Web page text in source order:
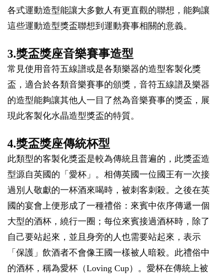
各式運動造型能讓大多數人有更直觀的聯想，能夠讓
這些運動造型獎盃聯想到運動賽事相關的意義。
3.獎盃獎座音樂賽事造型
常見使用音符五線譜或是各類樂器的造型客製化獎
盃，適合於各類音樂賽事的頒獎，音符五線譜及樂器
的造型能夠讓其他人一目了然為音樂賽事的獎盃，展
現此客製化水晶造型獎盃的特質。
4.獎盃獎座傳統杯型
此類型的客製化獎盃是較為傳統且普遍的，此獎盃造
型源自英國的「愛杯」。相傳英國一位國王有一次接
過別人敬獻的一杯酒來喝時，被刺客刺殺。之後在英
國的宴會上便形成了一種禮俗：來賓中依序傳遞一個
大型的酒杯，繞行一圈；每位來賓接過酒杯時，除了
自己要站起來，並且身旁的人也需要站起來，表示
「保護」飲酒者不會像王國一樣被人暗殺。此禮俗中
的酒杯，稱為愛杯（Loving Cup）。愛杯在傳統上被